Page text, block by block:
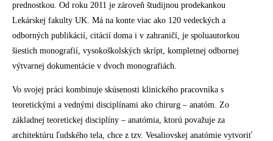
prednostkou. Od roku 2011 je zároveň študijnou prodekankou
Lekárskej fakulty UK. Má na konte viac ako 120 vedeckých a
odborných publikácií, citácií doma i v zahraničí, je spoluautorkou
šiestich monografií, vysokoškolských skrípt, kompletnej odbornej
výtvarnej dokumentácie v dvoch monografiách.
Vo svojej práci kombinuje skúsenosti klinického pracovníka s
teoretickými a vednými disciplínami ako chirurg – anatóm. Zo
základnej teoretickej disciplíny – anatómia, ktorú považuje za
architektúru ľudského tela, chce z tzv. Vesaliovskej anatómie vytvoriť